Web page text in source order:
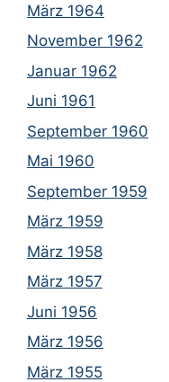
März 1964
November 1962
Januar 1962
Juni 1961
September 1960
Mai 1960
September 1959
März 1959
März 1958
März 1957
Juni 1956
März 1956
März 1955